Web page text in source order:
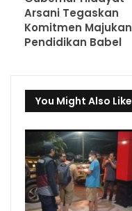
Arsani Tegaskan
Komitmen Majukan
Pendidikan Babel
You Might Also Like